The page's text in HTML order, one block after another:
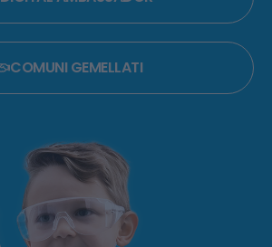
COMUNI GEMELLATI